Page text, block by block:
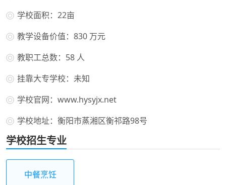
学校面积：22亩
教学设备价值：830 万元
教职工总数：58 人
挂靠大专学校：未知
学校官网：www.hysyjx.net
学校地址：衡阳市蒸湘区衡祁路98号
学校招生专业
中餐烹饪